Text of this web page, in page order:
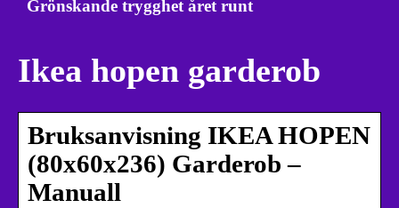
Grönskande trygghet året runt
Ikea hopen garderob
Bruksanvisning IKEA HOPEN
(80x60x236) Garderob –
Manuall